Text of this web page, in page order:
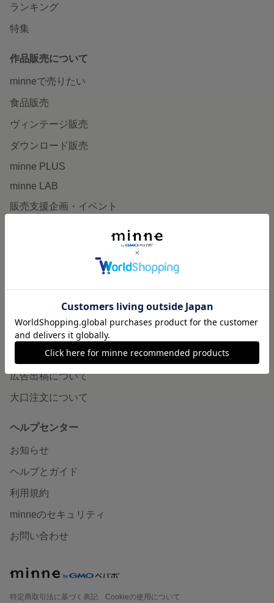
ランキング
特集
作品販売について
minneで売りたい
食品販売
ヴィンテージ販売
ダウンロード販売
minne PLUS
minne LAB
販売支援企画・イベント
minneとものづくりと
minneの本
企業の方へ
広告出稿について
大口注文について
ヘルプセンター
お知らせ
ヘルプとガイド
利用規約
minneのセキュリティ
お問い合わせ
特定商取引法に基づく表記
Cookieの使用について